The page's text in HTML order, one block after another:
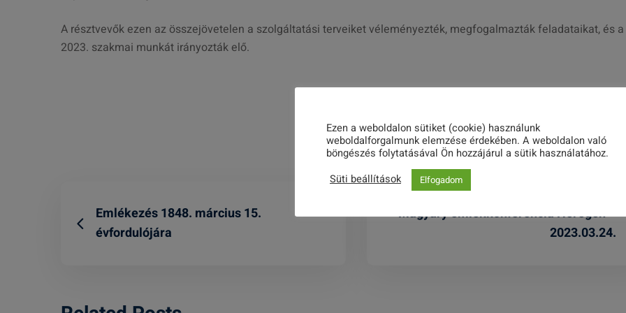
A résztvevők ezen az összejövetelen a szolgáltatási terveiket véleményezték, megfogalmazták feladataikat, és a
2023. szakmai munkát irányozták elő.
Emlékezés 1848. március 15.
évfordulójára
Magyary emlékkonferencia Héregen –
2023.03.24.
Ezen a weboldalon sütiket (cookie) használunk
weboldalforgalmunk elemzése érdekében. A weboldalon való
böngészés folytatásával Ön hozzájárul a sütik használatához.
Süti beállítások
Elfogadom